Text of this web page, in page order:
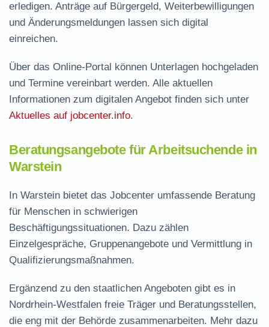
erledigen. Anträge auf Bürgergeld, Weiterbewilligungen
und Änderungsmeldungen lassen sich digital
einreichen.
Über das Online-Portal können Unterlagen hochgeladen
und Termine vereinbart werden. Alle aktuellen
Informationen zum digitalen Angebot finden sich unter
Aktuelles auf jobcenter.info.
Beratungsangebote für Arbeitsuchende in
Warstein
In Warstein bietet das Jobcenter umfassende Beratung
für Menschen in schwierigen
Beschäftigungssituationen. Dazu zählen
Einzelgespräche, Gruppenangebote und Vermittlung in
Qualifizierungsmaßnahmen.
Ergänzend zu den staatlichen Angeboten gibt es in
Nordrhein-Westfalen freie Träger und Beratungsstellen,
die eng mit der Behörde zusammenarbeiten. Mehr dazu